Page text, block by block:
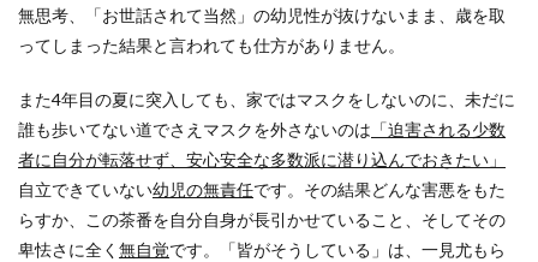
無思考、「お世話されて当然」の幼児性が抜けないまま、歳を取
ってしまった結果と言われても仕方がありません。
また4年目の夏に突入しても、家ではマスクをしないのに、未だに
誰も歩いてない道でさえマスクを外さないのは 「迫害される少数
者に自分が転落せず、安心安全な多数派に潜り込んでおきたい」
自立できていない幼児の無責任です。その結果どんな害悪をもた
らすか、この茶番を自分自身が長引かせていること、そしてその
卑怯さに全く 無自覚です。「皆がそうしている」は、一見尤もら